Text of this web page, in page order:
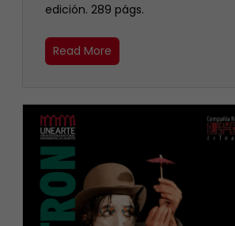
edición. 289 págs.
Read More